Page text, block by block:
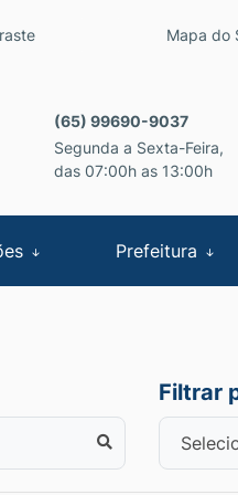
de Mapa do
(65) 99690-9037
Segunda a Sexta-Feira,
das 07:00h as 13:00h
Prefeitura
Filtrar